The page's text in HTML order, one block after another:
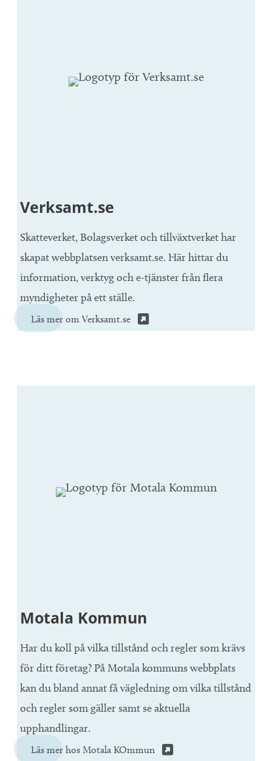
Verksamt.se
Skatteverket, Bolagsverket och tillväxtverket har
skapat webbplatsen verksamt.se. Här hittar du
information, verktyg och e-tjänster från flera
myndigheter på ett ställe.
Läs mer om Verksamt.se
Motala Kommun
Har du koll på vilka tillstånd och regler som krävs
för ditt företag? På Motala kommuns webbplats
kan du bland annat få vägledning om vilka tillstånd
och regler som gäller samt se aktuella
upphandlingar.
Läs mer hos Motala KOmmun